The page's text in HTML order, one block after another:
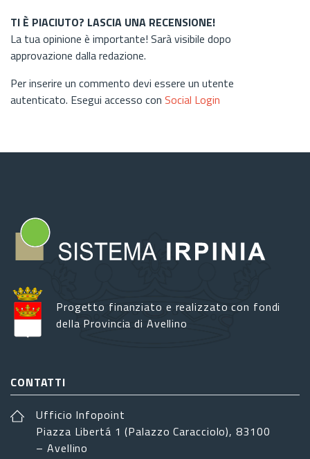
TI È PIACIUTO? LASCIA UNA RECENSIONE!
La tua opinione è importante! Sarà visibile dopo
approvazione dalla redazione.
Per inserire un commento devi essere un utente
autenticato. Esegui accesso con Social Login
Progetto finanziato e realizzato con fondi
della Provincia di Avellino
CONTATTI
Ufficio Infopoint
Piazza Libertá 1 (Palazzo Caracciolo), 83100
– Avellino